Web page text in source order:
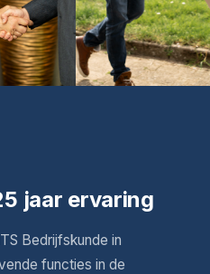
jaar ervaring
Bedrijfskunde in
functies in de